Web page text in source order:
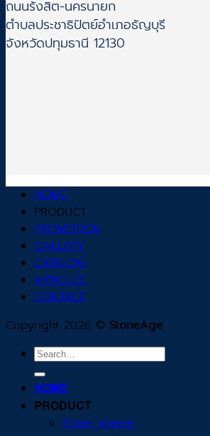
ถนนรังสิต-นครนายก
ตำบลประชาธิปัตย์อำเภอธัญบุรี
จังหวัดปทุมธานี 12130
HOME
PRODUCT
PROMOTION
GALLERY
CATALOG
ARTICLES
CONTACT
Copyright 2026 © StoneAge
Search
for:
HOME
PRODUCT
Stone Veneer